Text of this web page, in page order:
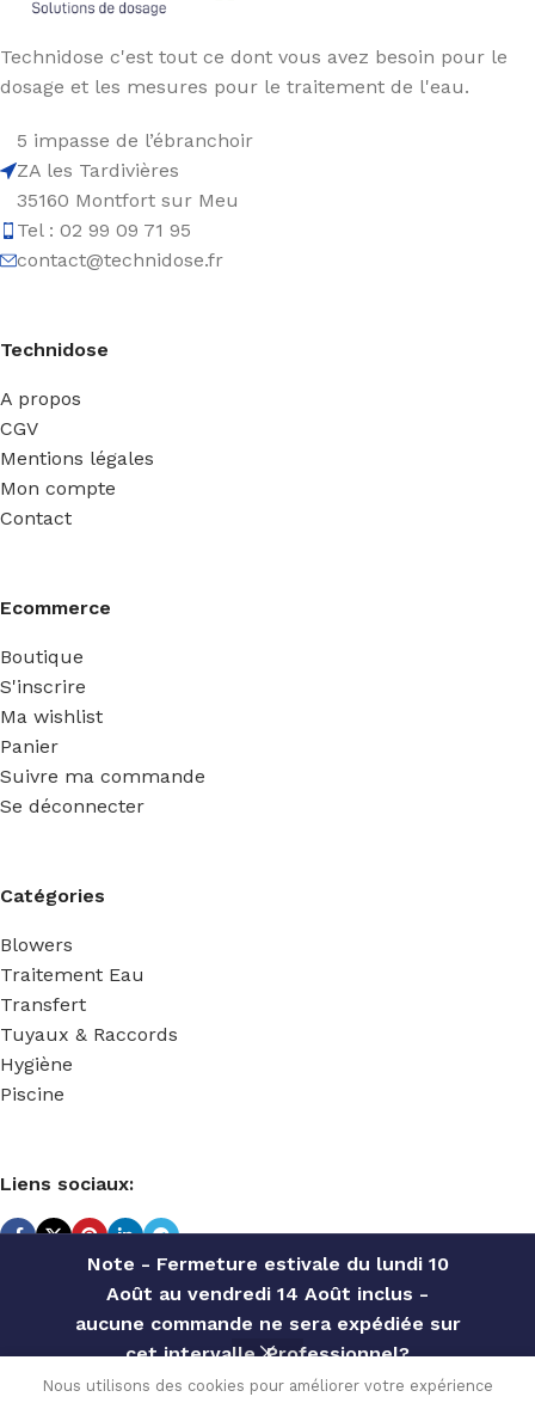
Note - Fermeture estivale du lundi 10
Août au vendredi 14 Août inclus -
aucune commande ne sera expédiée sur
cet intervalle. Professionnel?
Contactez notre service commercial
Technidose c'est tout ce dont vous avez besoin pour le
dosage et les mesures pour le traitement de l'eau.
5 impasse de l’ébranchoir
ZA les Tardivières
35160 Montfort sur Meu
Tel : 02 99 09 71 95
contact@technidose.fr
Technidose
A propos
CGV
Mentions légales
Mon compte
Contact
Ecommerce
Boutique
S'inscrire
Ma wishlist
Panier
Suivre ma commande
Se déconnecter
Catégories
Blowers
Traitement Eau
Transfert
Tuyaux & Raccords
Hygiène
Piscine
Liens sociaux:
TECHNIDOSE 2022 Réalisé parACS INFORMATIQUE
Nous utilisons des cookies pour améliorer votre expérience
KIT
ADAPTATION